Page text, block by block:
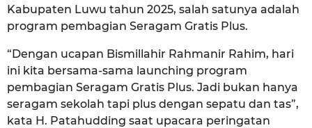
Kabupaten Luwu tahun 2025, salah satunya adalah
program pembagian Seragam Gratis Plus.
“Dengan ucapan Bismillahir Rahmanir Rahim, hari
ini kita bersama-sama launching program
pembagian Seragam Gratis Plus. Jadi bukan hanya
seragam sekolah tapi plus dengan sepatu dan tas”,
kata H. Patahudding saat upacara peringatan